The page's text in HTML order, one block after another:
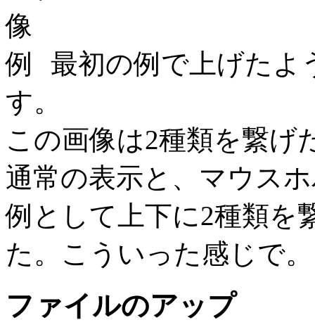
最初の例で上げたよ
す。
この画像は2種類を繋げ
通常の表示と、マウス
例として上下に2種類を
た。こういった感じで。
ファイルのアップ